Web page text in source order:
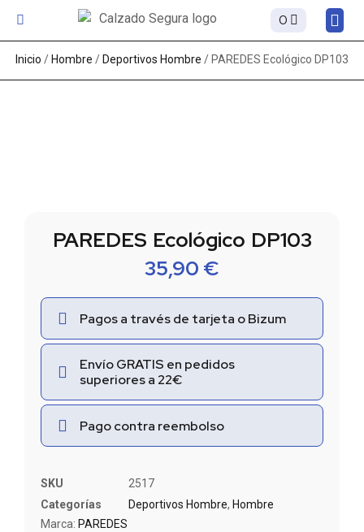
0
Inicio / Hombre / Deportivos Hombre / PAREDES Ecológico DP103
PAREDES Ecológico DP103
35,90 €
Pagos a través de tarjeta o Bizum
Envío GRATIS en pedidos
superiores a 22€
Pago contra reembolso
SKU
2517
Categorías
Deportivos Hombre, Hombre
Marca: PAREDES